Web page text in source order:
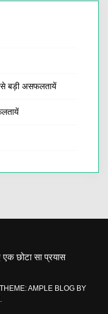
बड़ी असफलतायें
छोटा सा प्रयास
THEME: AMPLE BLOG BY
.